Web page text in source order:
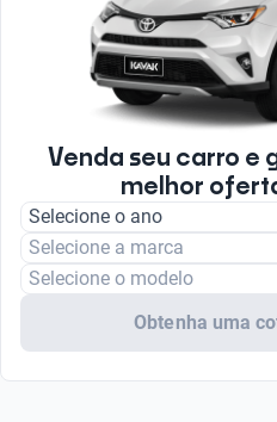
Venda seu carro e
melhor
Selecione o ano
Selecione a marca
Selecione o modelo
Obtenha uma